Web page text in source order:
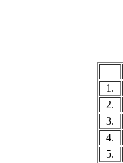
1.
2.
3.
4.
5.